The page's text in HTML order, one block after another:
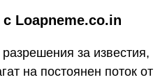
Loapneme.co.in
за известия,
на постоянен поток от